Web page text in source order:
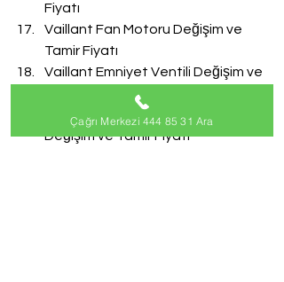
Fiyatı
Vaillant Fan Motoru Değişim ve
Tamir Fiyatı
Vaillant Emniyet Ventili Değişim ve
Vaillant Doldurma Musluğu
Değişim ve Tamir Fiyatı
Çağrı Merkezi 444 85 31 Ara